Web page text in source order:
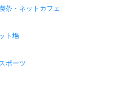
茶・ネットカフェ
ト場
ポーツ